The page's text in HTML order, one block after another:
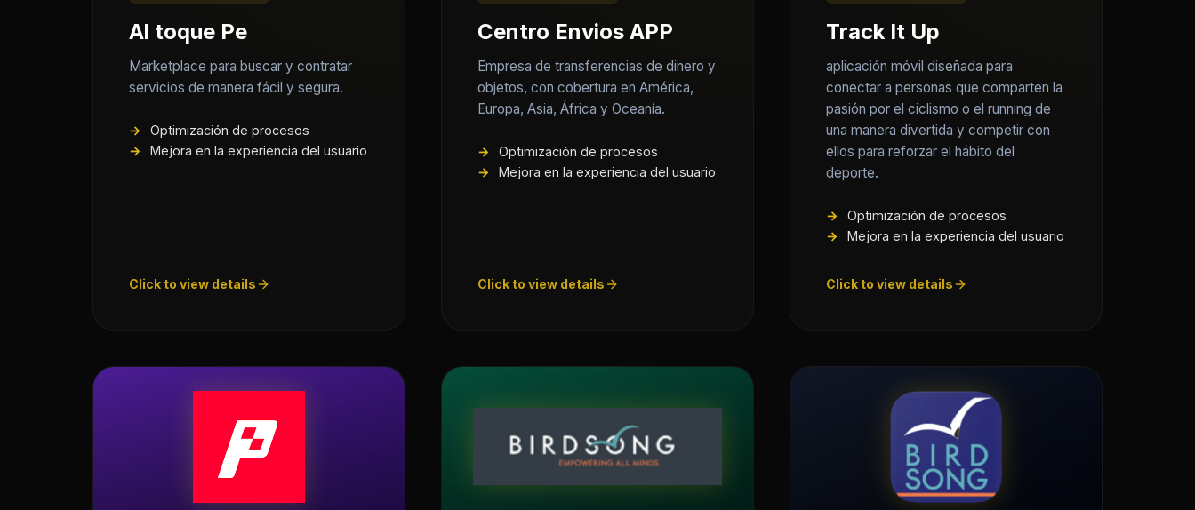
Al toque Pe
Marketplace para buscar y contratar
servicios de manera fácil y segura.
Optimización de procesos
Mejora en la experiencia del usuario
Click to view details
Centro Envios APP
Empresa de transferencias de dinero y
objetos, con cobertura en América,
Europa, Asia, África y Oceanía.
Optimización de procesos
Mejora en la experiencia del usuario
Click to view details
Track It Up
aplicación móvil diseñada para
conectar a personas que comparten la
pasión por el ciclismo o el running de
una manera divertida y competir con
ellos para reforzar el hábito del
deporte.
Optimización de procesos
Mejora en la experiencia del usuario
Click to view details